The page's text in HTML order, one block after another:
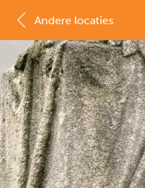
Andere locaties
MAP